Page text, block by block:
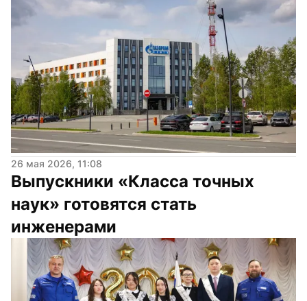
26 мая 2026, 11:08
Выпускники «Класса точных
наук» готовятся стать
инженерами